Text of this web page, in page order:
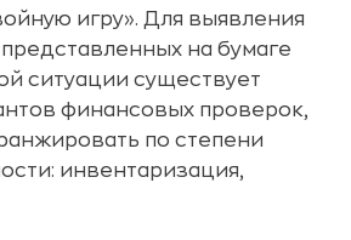
игру». Для выявления
на бумаге
ситуации существует
финансовых проверок,
по степени
инвентаризация,